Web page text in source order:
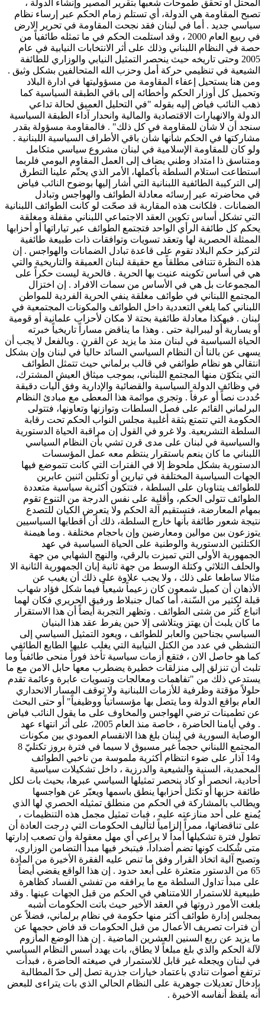
المحتل أو تحقق طموحات شعبها بتقرير المصير وإنشاء الدولة ،
تصبح المقاومة هي الدولة، أي تستلم زمام الحكم عبر إرساء نظام
سياسي جديد . أما في لبنان فقد نجحت المقاومة في تحرير الارض
في ربيع العام 2000 ، وقد استلمت الحكم في ما تمثله طائفياً من
حصة في النظام اللبناني وذلك على أثر الانتخابات النيابية في عام
2005 وحتى تاريخه حيث ينحصر التمثيل النيابي والوزاري للطائفة
الشيعية في تنظيمي حركة أمل وحزب الله المتحالفين بشكل وثيق .
ومن هنا يستحيل إعفاء المقاومة من مسؤوليتها في ادارة البلاد
وتحميل كل أوزار الحكم وأخطائه إلى باقي الطبقة السياسية كما
ذهب النائب فياض إليه بقوله "في التحليل العميق لحالة تداعي
الدولة والانهيارات الاقتصادية والمالية وانحدار آداء الطبقة السياسية
سنجد أن لا شأن للمقاومة في كل ذلك" . فالمقاومة مسؤولة بقدر
مشاركتها في الحكم شأنها شأن باقي الأطراف السياسية اللبنانية .
ولو كان للمقاومة الإسلامية في لبنان مشروع سياسي متكامل
ومتناسق ذا امتداد وطني يضاف إلى العمل المقاوم اليومي فلربما
استطاعت استلام السلطة بأكملها، الأمر الذي يحتّم علينا التطرق
إلى التركيبة الطائفية اللبنانية التي أشار إليها بوضوح النائب فياض
في محاضرته عبر إرسائه معادلة الطوائف والهواجس وتبادل
الضمانات . فلكانت هذه المقاربة قد صحّت لو كانت الطوائف اللبنانية
التي تشكل أساس تكوين العقد الاجتماعي اللبناني مقفلة ومغلقة
يحكم كل طائفة الرأي الواحد فتجتمع الطوائف عبر تياراتها أو أحزابها
الممثلة الحصرية لها وتعقد تسويات وتوافقات ذات طبيعة طائفية
لتركيز حكم البلاد تقوم على قاعدة تبادل الضمانات والهواجس . إن
هذه النظرة تتنافى مطلقاً مع حقيقة لبنان العميقة والتاريخية والتي
هي في أساس تكوينه عنيت بها الحرية . فالحرية ليست حكراً على
المجموعات بل هي في الأساس من سمات الافراد . إن اختزال
المجتمع اللبناني في طوائف مغلقة ينفي الحرية الفردية للمواطن
اللبناني كما يلغي التعددية داخل الطوائف والمكونات المجتمعية في
لبنان . فبهكذا معادلة طائفية بحتة لا مكان لأحزاب علمانية أو قومية
أو يسارية أو ليبرالية حتى . وهذا ما يناقض مساراً تاريخياً خبرته
الحياة السياسية في لبنان منذ ما يزيد عن القرن . وبالفعل لا يجب أن
يسهى عن بالنا أن النظام السياسي السائد حالياً في لبنان وإن بشكل
انتقالي هو نظام طوائفي في قالب برلماني حيث تتمثل الطوائف
التي يتكوّن منها المجتمع اللبناني، بموجب ميثاق العيش المشترك،
في وظائف الدولة السياسية والقضائية والإدارية وفق آليات دقيقة
حُددت نصاً أو عرفاً . وتجري موائمة هذا المعطى مع مبادئ النظام
البرلماني القائم على فصل السلطات وتوازنها وتعاونها، فتتولى
الحكومة التي تتمتع بثقة أغلبية مجلس النواب الحكم تحت رقابة
السلطة التشريعية. ولا غرو في القول إن مراقبة الحياة الدستورية
والسياسية في لبنان على مدى قرن تشي بأن النظام السياسي
اللبناني ما كان ينعم باستقرار ينتظم معه عمل المؤسسات
الدستورية بشكل ملحوظ إلا في الفترات التي كانت تتموضع فيها
الجهات السياسية المختلفة في تيارين أو تكتلين اثنين عابرين
للطوائف يتناوبان على السلطة ، فتتكون أكثرية سياسية متعددة
الطوائف تتولى الحكم، وأقلية على نفس الدرجة من التنوع تقوم
بمهام المعارضة، فتستقيم آلة الحكم ولا يتعرض الكيان للتصدع
نتيجة شعور طائفة بأنها خارج السلطة، ذلك أن أقطابها السياسيين
يتوزعون بين موالين ومعارضين وإن باحجام مختلفة . وما هيمنة
الكتلتين الدستورية والوطنية على الحياة السياسية في عهد
الجمهورية الأولى التي تميزت بالرقي، والنهج الشهابي من جهة
والحلف الثلاثي وكتلة الوسط من جهة ثانية إبان الجمهورية الثانية الا
مثالا ساطعا على ذلك ، ولا يجب علاوة على ذلك أن يغيب عن
الأذهان أن كميل شمعون كان زعيماً شيعياً فيما شكل فؤاد شهاب
قبلة لكثير من السّنة، أما كمال جنبلاط ورفيق الحريري فكان لهما
اتباع كُثر من شتى الطوائف . وتظهر التجربة أيضاً أن هذا الاستقرار
ما كان يلبث أن يهتز ويتلاشى إلا حين يفرط عقد هذا البنيان
السياسي بجناحين والعابر للطوائف ، ويعود التمثيل السياسي إلى
التشظي في عدد من الكتل النيابية التي يغلب عليها الطابع الطائفي
كما هو حاصل الان ، فتقع أزمات سياسية تأخذ فوراً منحى طائفياً وما
تلبث أن تنزلق إلى منزلقات خطيرة يضطرب معها حابل الامن مع ما
يستدعي ذلك من "تفاهمات ومعالجات وتسويات عابرة وعائمة تقدم
حلولاً مؤقتة وظرفية للأزمات اللبنانية ولا توقف المسار الانحداري
العام بواقع الدولة وما يتصل بها مؤسساتياً ووظيفياً" أو حتى البحث
عن تطمينات ترضي الهواجس والمخاوف على ما يقول النائب فياض
. وفي أيامنا الحاضرة ، خاصة منذ العام 2005، على أثر انتهاء عهد
الوصاية السورية في لبنان بلغ هذا الانقسام العمودي بين مكونات
المجتمع اللبناني حجماً غير مسبوق لا سيما في فترة بروز تكتليّ 8
و14 آذار على ضوء انتظام أكثرية ملموسة من ناخبي الطوائف
المحمدية، السنية والشيعية والدرزية ، داخل تشكيلات سياسية
أحادية، انحصر أو كاد ينحصر تمثيلها السياسي عبرها، بحيث بات لكل
طائفة حزبها أو تكتل أحزابها ينطق باسمها ويعبّر عن هواجسها
ويطالب بالمشاركة في الحكم من منطلق تمثيله الحصري لها الذي
يُمنع على أحد منازعته عليه ، فبات تمثيل مجمل هذه التنظيمات ،
على تناقضاتها، ممراً إلزامياً لتأليف الحكومات التي درجت العادة أن
تطول فترة تشكيلها أمداً لا يراعي أي مهل معقولة وأن تصعب إدارتها
متى شُكلت كونها تضم أضداداً، فيتبخر فيها مبدأ التضامن الوزاري،
وتصبح آلية اتخاذ القرار وفق ما تنص عليه الفقرة الأخيرة من المادة
65 من الدستور متعثرة على أبعد حدود . إن هذا الواقع يقضي أيضاً
على مبدأ تداول السلطة مع ما يرافقه من تفشي الفساد كظاهرة
طبيعية للاستمرار اللامتناهي في الحكم من قبل الجهات عينها . وقد
بلغت الأمور ذروتها في العقد الأخير حيث باتت الحكومات أشبه
بمجلس إدارة طوائف أكثر منها حكومة في نظام برلماني، فضلاً عن
أن فترات تصريف الأعمال من قبل الحكومات قد فاض حجمها عن
ما يزيد عن ربع السنين العشرين الماضية . إن هذا الوضع المأزوم
لآلة الحكم والذي بلغ مبلغاً لا يطاق، بات يهدد أسس النظام السياسي
في لبنان ويجعله غير قابل للاستمرار في صيغته الحاضرة ، فبدأت
ترتفع أصوات تنادي باعتماد خيارات جذرية تصل إلى حدّ المطالبة
بإدخال تعديلات جوهرية على النظام الحالي الذي بات يتراءى للبعض
أنه يلفظ أنفاسه الاخيرة .